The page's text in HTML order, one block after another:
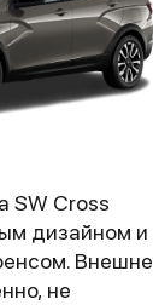
SW Cross
дизайном и
Внешне
не